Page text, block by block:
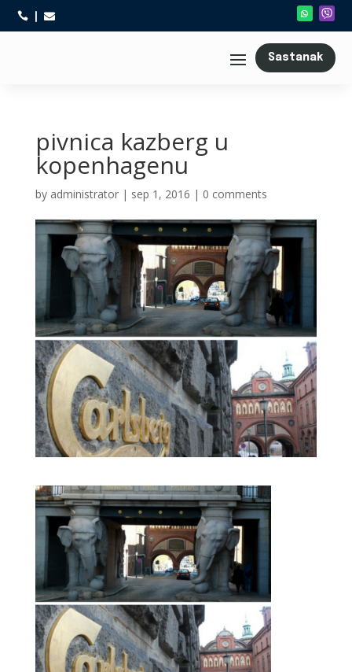
 
Sastanak
pivnica kazberg u
kopenhagenu
by administrator| sep 1, 2016 | 0 comments